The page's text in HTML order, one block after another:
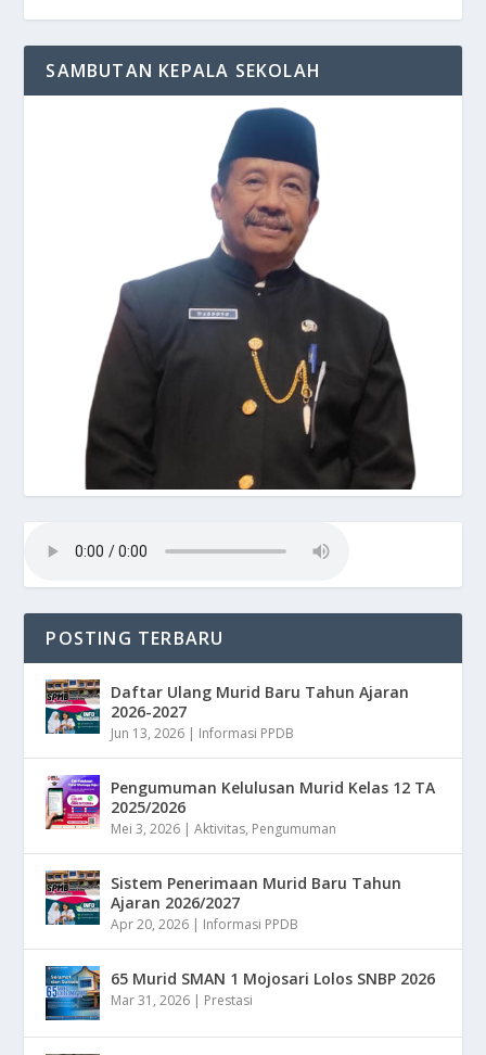
SAMBUTAN KEPALA SEKOLAH
POSTING TERBARU
Daftar Ulang Murid Baru Tahun Ajaran
2026-2027
Jun 13, 2026 | Informasi PPDB
Pengumuman Kelulusan Murid Kelas 12 TA
2025/2026
Mei 3, 2026 |Aktivitas, Pengumuman
Sistem Penerimaan Murid Baru Tahun
Ajaran 2026/2027
Apr 20, 2026 | Informasi PPDB
65 Murid SMAN 1 Mojosari Lolos SNBP 2026
Mar 31, 2026 | Prestasi